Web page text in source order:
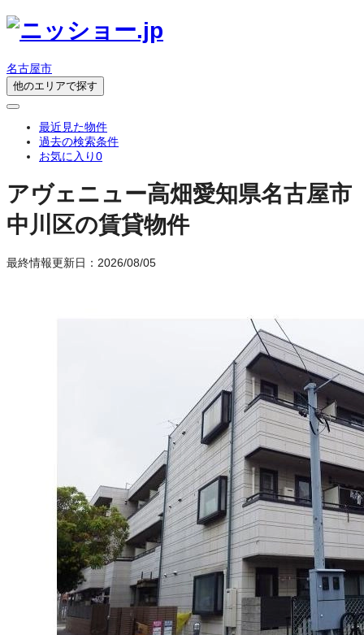
名古屋市
他のエリアで探す
最近見た物件
過去の検索条件
お気に入り0
アヴェニュー高畑愛知県名古屋市
中川区の賃貸物件
最終情報更新日：2026/08/05